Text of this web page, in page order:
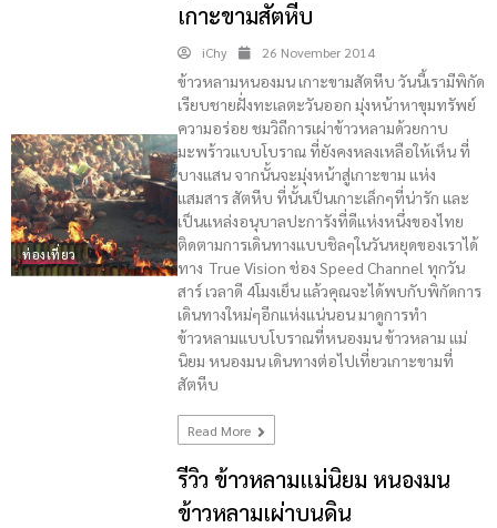
ท่องเที่ยว
เกาะขามสัตหีบ
iChy 26 November 2014
ข้าวหลามหนองมน เกาะขามสัตหีบ วันนี้เรามีพิกัด
เรียบชายฝั่งทะเลตะวันออก มุ่งหน้าหาขุมทรัพย์
ความอร่อย ชมวิถีการเผ่าข้าวหลามด้วยกาบ
มะพร้าวแบบโบราณ ที่ยังคงหลงเหลือให้เห็น ที่
บางแสน จากนั้นจะมุ่งหน้าสู่เกาะขาม แห่ง
แสมสาร สัตหีบ ที่นั้นเป็นเกาะเล็กๆที่น่ารัก และ
เป็นแหล่งอนุบาลปะการังที่ดีแห่งหนึ่งของไทย
ติดตามการเดินทางแบบชิลๆในวันหยุดของเราได้
ทาง True Vision ช่อง Speed Channel ทุกวัน
สาร์ เวลาดี 4โมงเย็น แล้วคุณจะได้พบกับพิกัดการ
เดินทางใหม่ๆอีกแห่งแน่นอน มาดูการทำ
ข้าวหลามแบบโบราณที่หนองมน ข้าวหลาม แม่
นิยม หนองมน เดินทางต่อไปเที่ยวเกาะขามที่
สัตหีบ
Read More
รีวิว ข้าวหลามแม่นิยม หนองมน
ข้าวหลามเผ่าบนดิน